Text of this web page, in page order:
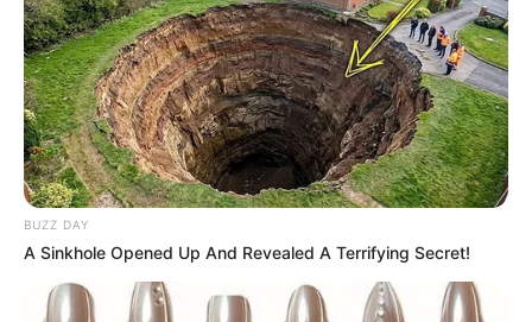
proteger os cômodos da luminosidade, também
pode contribuir para deixar cada cantinho do lar
mais bonito.
No entanto, muita gente acha que, para isso, é
necessário investir rios de dinheiro na compra de
cortinas, uma vez que, elas costumam ter um
preço bem elevado.
Mas, a verdade é que qualquer pessoa, inclusive a
BUZZ DAY
A Sinkhole Opened Up And Revealed A Terrifying Secret!